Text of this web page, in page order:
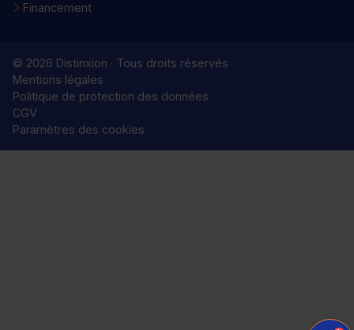
Financement
© 2026 Distinxion · Tous droits réservés
Mentions légales
Politique de protection des données
CGV
Paramètres des cookies